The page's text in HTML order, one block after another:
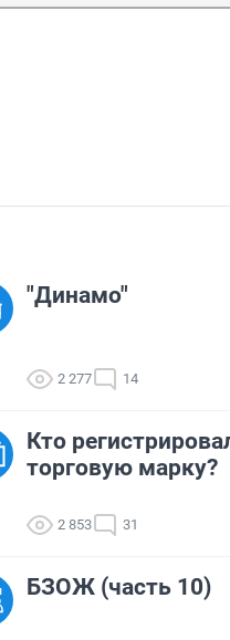
"Динамо"
2 277 14
Кто
торговую марку?
2 853 31
БЗОЖ (часть 10)